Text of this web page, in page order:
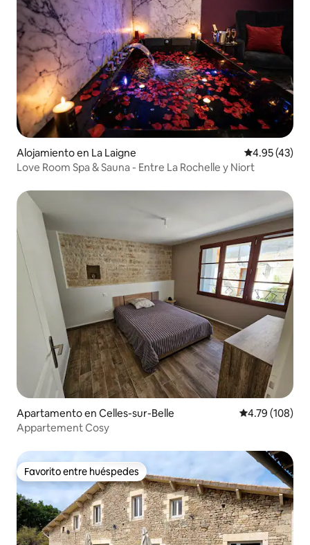
Alojamiento en La Laigne Calificación
4.95 (43)
Love Room Spa & Sauna - Entre La Rochelle y Niort
Apartamento en Celles-sur-Belle Calificación
4.79 (108)
Appartement Cosy
Favorito entre huéspedes
Favorito entre huéspedes